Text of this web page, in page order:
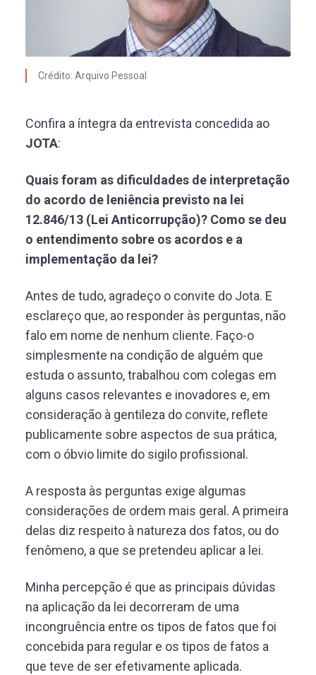
Crédito: Arquivo Pessoal
Confira a íntegra da entrevista concedida ao
JOTA:
Quais foram as dificuldades de interpretação
do acordo de leniência previsto na lei
12.846/13 (Lei Anticorrupção)? Como se deu
o entendimento sobre os acordos e a
implementação da lei?
Antes de tudo, agradeço o convite do Jota. E
esclareço que, ao responder às perguntas, não
falo em nome de nenhum cliente. Faço-o
simplesmente na condição de alguém que
estuda o assunto, trabalhou com colegas em
alguns casos relevantes e inovadores e, em
consideração à gentileza do convite, reflete
publicamente sobre aspectos de sua prática,
com o óbvio limite do sigilo profissional.
A resposta às perguntas exige algumas
considerações de ordem mais geral. A primeira
delas diz respeito à natureza dos fatos, ou do
fenômeno, a que se pretendeu aplicar a lei.
Minha percepção é que as principais dúvidas
na aplicação da lei decorreram de uma
incongruência entre os tipos de fatos que foi
concebida para regular e os tipos de fatos a
que teve de ser efetivamente aplicada.